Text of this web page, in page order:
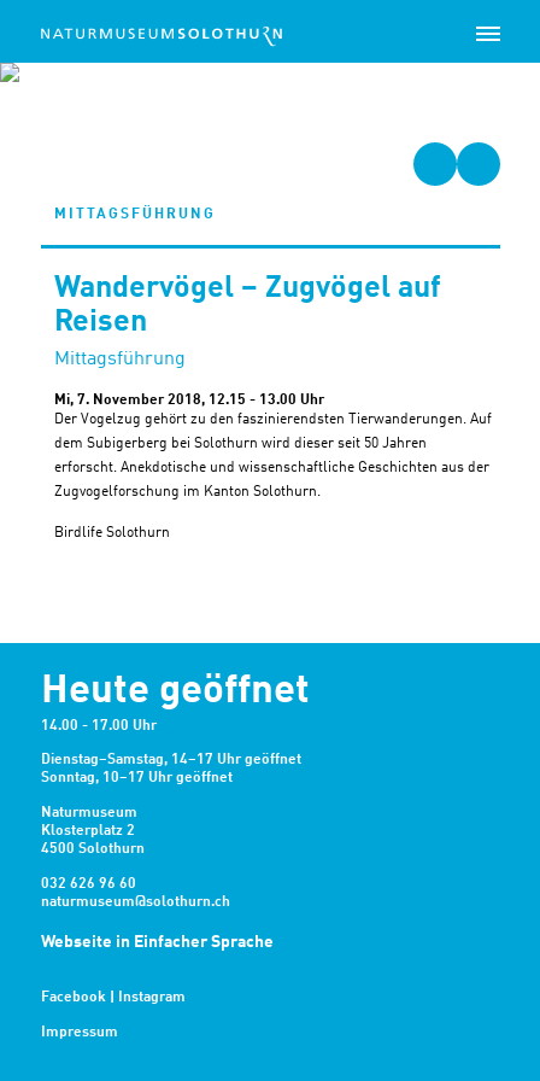
MITTAGSFÜHRUNG
via Facebook
Wandervögel – Zugvögel auf
Reisen
Mittagsführung
Mi, 7. November 2018, 12.15 - 13.00 Uhr
Der Vogelzug gehört zu den faszinierendsten Tierwanderungen. Auf
dem Subigerberg bei Solothurn wird dieser seit 50 Jahren
erforscht. Anekdotische und wissenschaftliche Geschichten aus der
Zugvogelforschung im Kanton Solothurn.
Birdlife Solothurn
Heute geöffnet
14.00 - 17.00 Uhr
Dienstag–Samstag, 14–17 Uhr geöffnet
Sonntag, 10–17 Uhr geöffnet
Naturmuseum
Klosterplatz 2
4500 Solothurn
032 626 96 60
naturmuseum@solothurn.ch
Webseite in Einfacher Sprache
Facebook| Instagram
Impressum